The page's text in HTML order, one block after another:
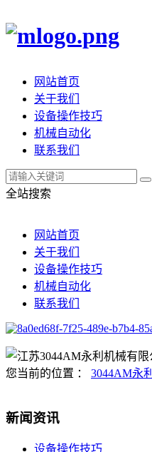
网站首页
关于我们
设备操作技巧
机械自动化
联系我们
全站搜索
网站首页
关于我们
设备操作技巧
机械自动化
联系我们
您当前的位置 ： 3044AM永利
新闻资讯
设备操作技巧